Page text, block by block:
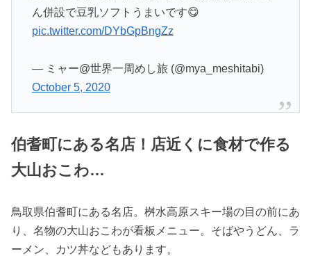
ん併設で豆乳ソフトうまいです😋
pic.twitter.com/DYbGpBngZz
— ミャー@世界一周めし旅 (@mya_meshitabi)
October 5, 2020
伯耆町にある名店！店近くに食材で作る
大山おこわ…
鳥取県伯耆町にある名店。桝水高原スキー場の目の前にあ
り、名物の大山おこわが看板メニュー。そばやうどん、ラ
ーメン、カツ丼などもあります。